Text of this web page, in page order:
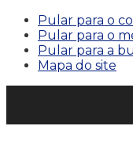
Pular para o
Pular para o
Pular para a
Mapa do site